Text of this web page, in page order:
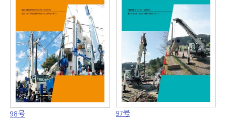
98号 97号